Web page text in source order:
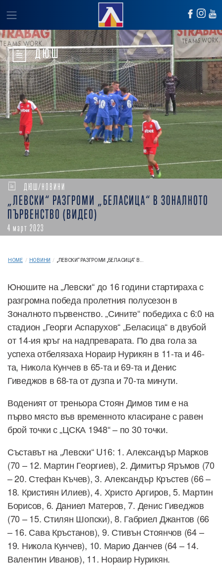
ДЮШ
ДЮШ/НОВИНИ
„ЛЕВСКИ“ РАЗГРОМИ „БЕЛАСИЦА“ В ЗОНАЛНОТО
ПЪРВЕНСТВО (ВИДЕО)
4 март 2023
HOME / НОВИНИ / „ЛЕВСКИ“ РАЗГРОМИ „БЕЛАСИЦА“ В...
Юношите на „Левски“ до 16 години стартираха с
разгромна победа пролетния полусезон в
Зоналното първенство. „Сините“ победиха с 6:0 на
стадион „Георги Аспарухов“ „Беласица“ в двубой
от 14-ия кръг на надпреварата. По два гола за
успеха отбелязаха Нораир Нурикян в 11-та и 46-
та, Никола Кунчев в 65-та и 69-та и Денис
Гиведжов в 68-та от дузпа и 70-та минути.
Воденият от треньора Стоян Димов тим е на
първо място във временното класиране с равен
брой точки с „ЦСКА 1948“ – по 30 точки.
Съставът на „Левски“ U16: 1. Александър Марков
(70 – 12. Мартин Георгиев), 2. Димитър Яръмов (70
– 20. Стефан Къчев), 3. Александър Кръстев (66 –
18. Кристиян Илиев), 4. Христо Аргиров, 5. Мартин
Борисов, 6. Даниел Матеров, 7. Денис Гиведжов
(70 – 15. Стилян Шопски), 8. Габриел Джантов (66
– 16. Сава Кръстанов), 9. Стивън Стоянчов (64 –
19. Никола Кунчев), 10. Марио Данчев (64 – 14.
Валентин Иванов), 11. Нораир Нурикян.